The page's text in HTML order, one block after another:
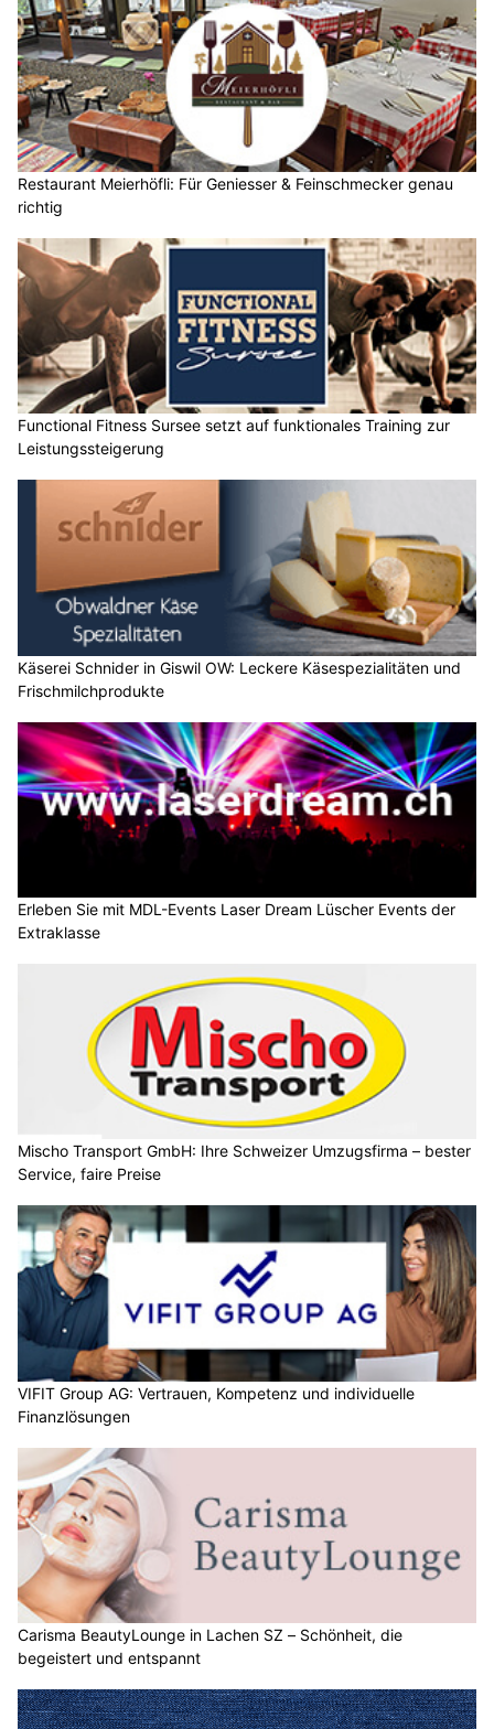
Restaurant Meierhöfli: Für Geniesser & Feinschmecker genau
richtig
Functional Fitness Sursee setzt auf funktionales Training zur
Leistungssteigerung
Käserei Schnider in Giswil OW: Leckere Käsespezialitäten und
Frischmilchprodukte
Erleben Sie mit MDL-Events Laser Dream Lüscher Events der
Extraklasse
Mischo Transport GmbH: Ihre Schweizer Umzugsfirma – bester
Service, faire Preise
VIFIT Group AG: Vertrauen, Kompetenz und individuelle
Finanzlösungen
Carisma BeautyLounge in Lachen SZ – Schönheit, die
begeistert und entspannt